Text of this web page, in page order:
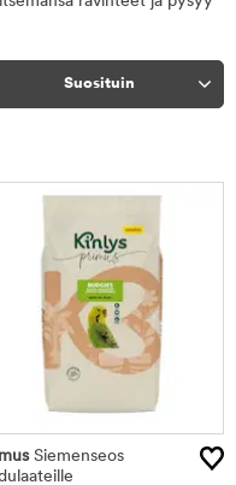
Suosituin
Siemenseos